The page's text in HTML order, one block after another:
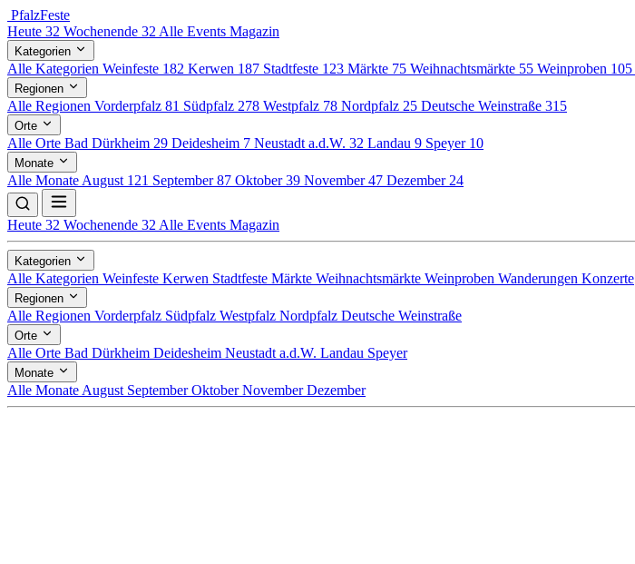
PfalzFeste
Heute 32 Wochenende 32 Alle Events Magazin
Kategorien
Alle Kategorien Weinfeste 182 Kerwen 187 Stadtfeste 123 Märkte 75 Weihnachtsmärkte 55 Weinproben 105
Regionen
Alle Regionen Vorderpfalz 81 Südpfalz 278 Westpfalz 78 Nordpfalz 25 Deutsche Weinstraße 315
Orte
Alle Orte Bad Dürkheim 29 Deidesheim 7 Neustadt a.d.W. 32 Landau 9 Speyer 10
Monate
Alle Monate August 121 September87 Oktober39 November47 Dezember 24
Heute 32 Wochenende 32 Alle Events Magazin
Kategorien
Alle Kategorien Weinfeste Kerwen Stadtfeste Märkte Weihnachtsmärkte Weinproben Wanderungen Konzerte
Regionen
Alle Regionen Vorderpfalz Südpfalz Westpfalz Nordpfalz Deutsche Weinstraße
Orte
Alle Orte Bad Dürkheim Deidesheim Neustadt a.d.W. Landau Speyer
Monate
Alle Monate August SeptemberOktoberNovemberDezember